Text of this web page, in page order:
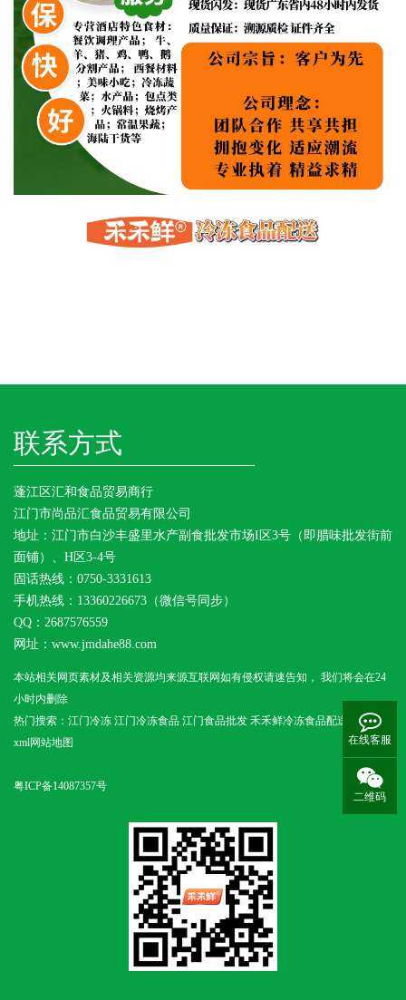
联系方式
蓬江区汇和食品贸易商行
江门市尚品汇食品贸易有限公司
地址：江门市白沙丰盛里水产副食批发市场I区3号（即腊味批发街前
面铺）、H区3-4号
固话热线：0750-3331613
手机热线：13360226673（微信号同步）
QQ：2687576559
网址： www.jmdahe88.com
本站相关网页素材及相关资源均来源互联网如有侵权请速告知， 我们将会在24
小时内删除
热门搜索： 江门冷冻 江门冷冻食品 江门食品批发 禾禾鲜冷冻食品配送
xml网站地图
粤ICP备14087357号
在线客服
二维码